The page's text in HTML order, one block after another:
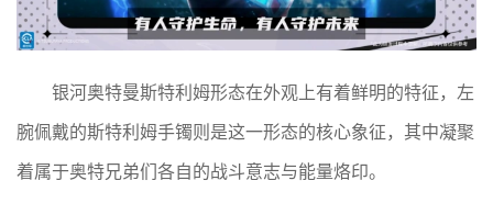
银河奥特曼斯特利姆形态在外观上有着鲜明的特征，左
腕佩戴的斯特利姆手镯则是这一形态的核心象征，其中凝聚
着属于奥特兄弟们各自的战斗意志与能量烙印。